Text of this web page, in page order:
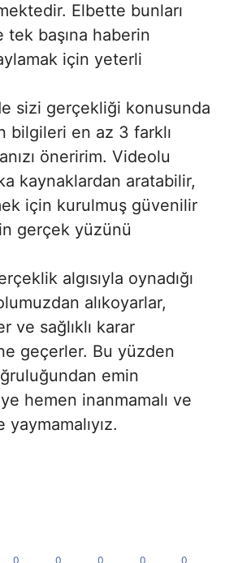
Elbette bunları
başına haberin
için yeterli
sizi gerçekliği konusunda
bilgileri en az 3 farklı
öneririm. Videolu
kaynaklardan aratabilir,
için kurulmuş güvenilir
gerçek yüzünü
algısıyla oynadığı
alıkoyarlar,
ve sağlıklı karar
geçerler. Bu yüzden
emin
hemen inanmamalı ve